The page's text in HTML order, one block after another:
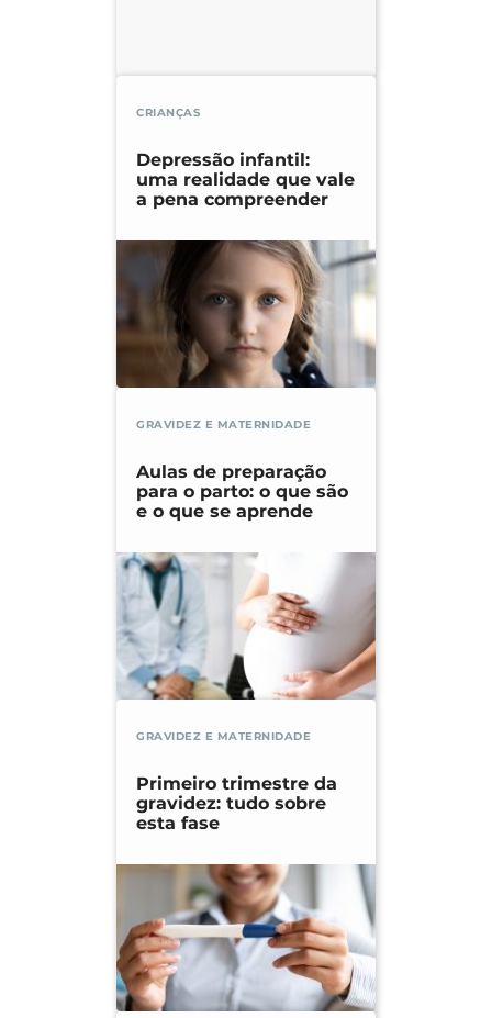
CRIANÇAS
Depressão infantil:
uma realidade que vale
a pena compreender
GRAVIDEZ E MATERNIDADE
Aulas de preparação
para o parto: o que são
e o que se aprende
GRAVIDEZ E MATERNIDADE
Primeiro trimestre da
gravidez: tudo sobre
esta fase